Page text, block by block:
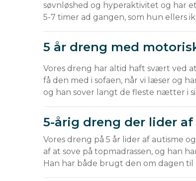
søvnløshed og hyperaktivitet og har
5-7 timer ad gangen, som hun ellers
5 år dreng med
Vores dreng har altid haft svært ved
få den med i sofaen, når vi læser og
og han sover langt de fleste nætter i
5-årig dreng der lider
Vores dreng på 5 år lider af autisme
af at sove på topmadrassen, og han
Han har både brugt den om dagen til